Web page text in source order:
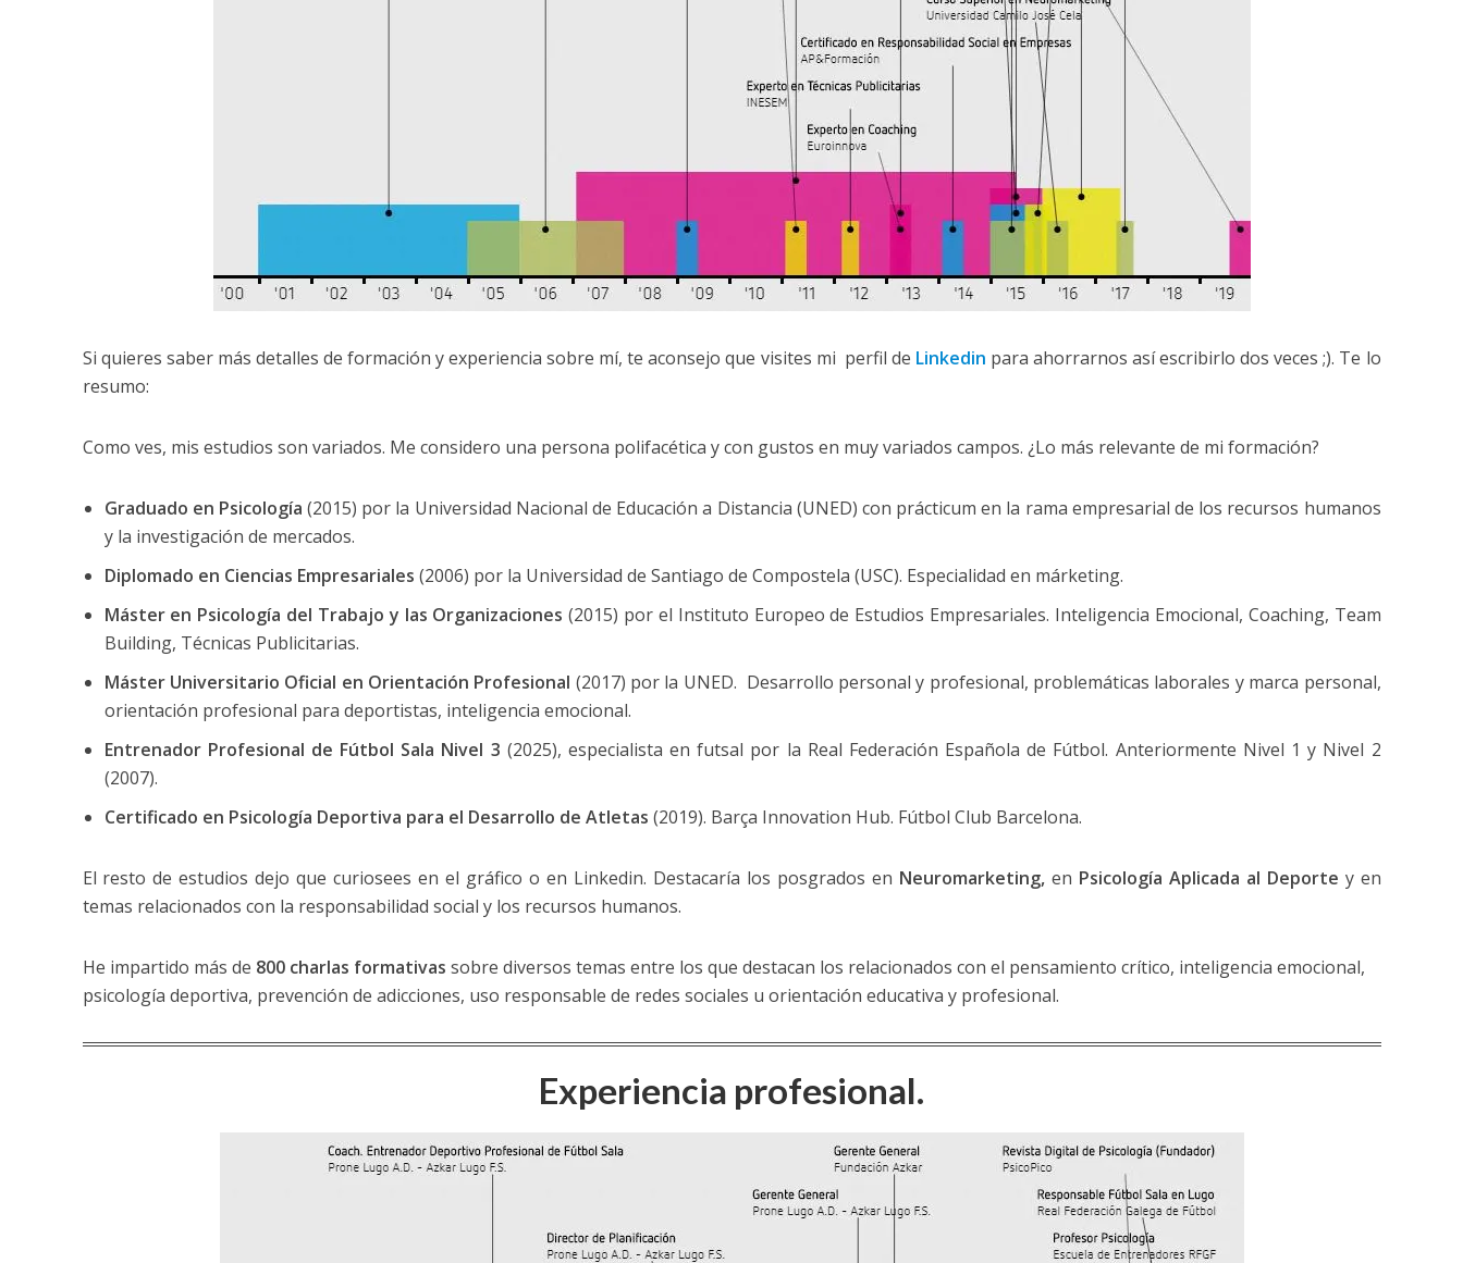
Si quieres saber más detalles de formación y experiencia sobre mí, te aconsejo que visites mi perfil de Linkedin para ahorrarnos así escribirlo dos veces ;). Te lo
resumo:
Como ves, mis estudios son variados. Me considero una persona polifacética y con gustos en muy variados campos. ¿Lo más relevante de mi formación?
Graduado en Psicología (2015) por la Universidad Nacional de Educación a Distancia (UNED) con prácticum en la rama empresarial de los recursos humanos
y la investigación de mercados.
Diplomado en Ciencias Empresariales (2006) por la Universidad de Santiago de Compostela (USC). Especialidad en márketing.
Máster en Psicología del Trabajo y las Organizaciones (2015) por el Instituto Europeo de Estudios Empresariales. Inteligencia Emocional, Coaching, Team
Building, Técnicas Publicitarias.
Máster Universitario Oficial en Orientación Profesional (2017) por la UNED. Desarrollo personal y profesional, problemáticas laborales y marca personal,
orientación profesional para deportistas, inteligencia emocional.
Entrenador Profesional de Fútbol Sala Nivel 3 (2025), especialista en futsal por la Real Federación Española de Fútbol. Anteriormente Nivel 1 y Nivel 2
(2007).
Certificado en Psicología Deportiva para el Desarrollo de Atletas (2019). Barça Innovation Hub. Fútbol Club Barcelona.
El resto de estudios dejo que curiosees en el gráfico o en Linkedin. Destacaría los posgrados en Neuromarketing, en Psicología Aplicada al Deporte y en
temas relacionados con la responsabilidad social y los recursos humanos.
He impartido más de 800 charlas formativas sobre diversos temas entre los que destacan los relacionados con el pensamiento crítico, inteligencia emocional,
psicología deportiva, prevención de adicciones, uso responsable de redes sociales u orientación educativa y profesional.
Experiencia profesional.